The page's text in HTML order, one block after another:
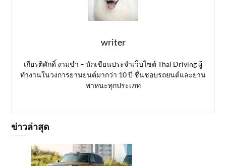
writer
เกียรติศักดิ์ งามขำ – นักเขียนประจำเว็บไซต์ Thai Driving ผู้
ทำงานในวงการยานยนต์มากว่า 10 ปี ชื่นชอบรถยนต์และยาน
พาหนะทุกประเภท
ข่าวล่าสุด